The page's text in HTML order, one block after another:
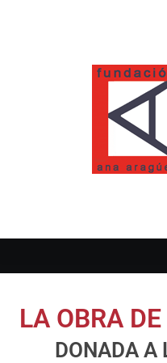
LA OBRA
DONADA A